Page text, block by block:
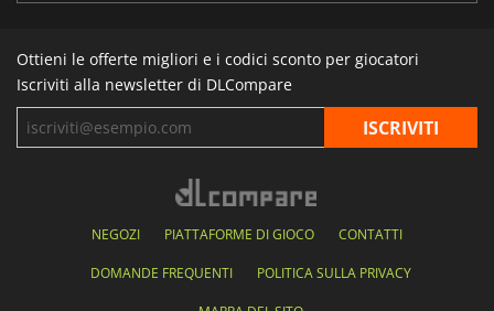
Ottieni le offerte migliori e i codici sconto per giocatori
Iscriviti alla newsletter di DLCompare
NEGOZI PIATTAFORME DI GIOCO CONTATTI
DOMANDE FREQUENTI POLITICA SULLA PRIVACY